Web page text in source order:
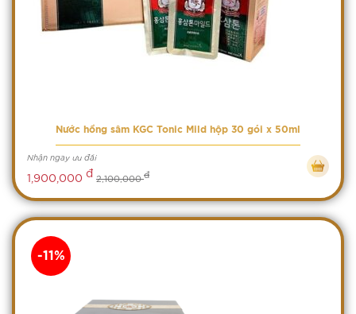
Nước hồng sâm KGC Tonic Mild hộp 30 gói x 50ml
Nhận ngay ưu đãi
1,900,000 đ 2,100,000đ
-11%